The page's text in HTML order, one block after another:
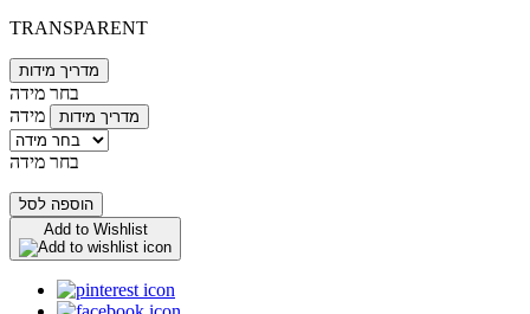
TRANSPARENT
מדריך מידות
בחר מידה
מידה
מדריך מידות
בחר מידה
הוספה לסל
Add to Wishlist